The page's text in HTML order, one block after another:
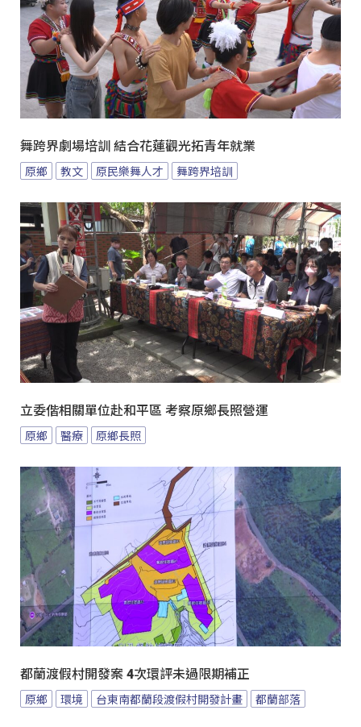
舞跨界劇場培訓 結合花蓮觀光拓青年就業
原鄉 教文 原民樂舞人才 舞跨界培訓
立委偕相關單位赴和平區 考察原鄉長照營運
原鄉 醫療 原鄉長照
都蘭渡假村開發案 4次環評未過限期補正
原鄉 環境 台東南都蘭段渡假村開發計畫 都蘭部落